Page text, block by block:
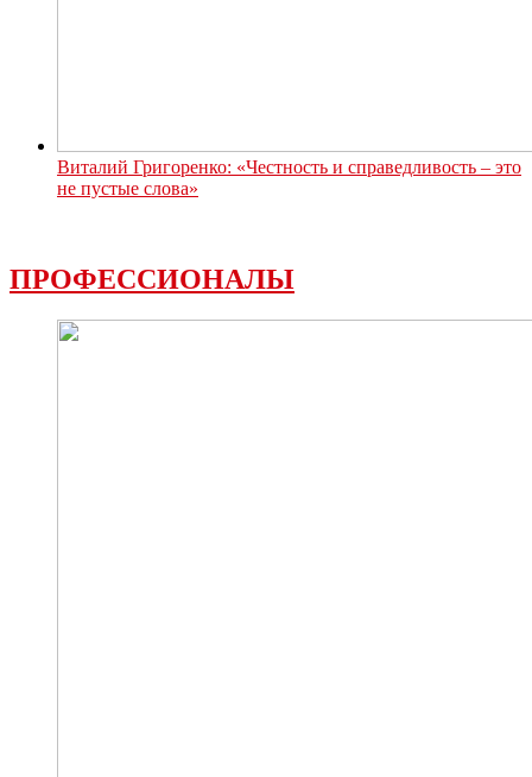
Виталий Григоренко: «Честность и справедливость – это
не пустые слова»
ПРОФЕССИОНАЛЫ